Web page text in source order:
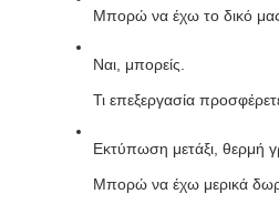
Μπορώ να έχω το δικό
Ναι, μπορείς.
Τι επεξεργασία
Εκτύπωση μετάξι, θερμή
Μπορώ να έχω μερικά